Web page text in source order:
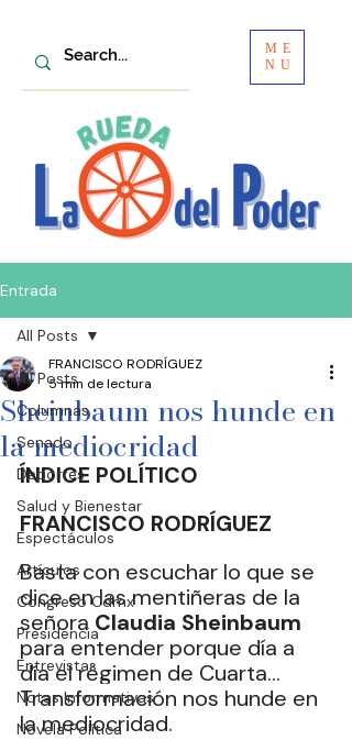
ME
NU
Entrada
All Posts
Columnas
Senado
Deportes
Salud y Bienestar
Espectáculos
Artículos
Congreso Cdmx
Presidencia
Entrevistas
Notas Informativas
Novela Política
All Posts
Sheinbaum nos hunde en
la mediocridad
FRANCISCO RODRÍGUEZ
5 min de lectura
ÍNDICE POLÍTICO
FRANCISCO RODRÍGUEZ
Basta con escuchar lo que se
dice en las mentiñeras de la
señora Claudia Sheinbaum
para entender porque día a
día el régimen de Cuarta…
Transformación nos hunde en
la mediocridad.